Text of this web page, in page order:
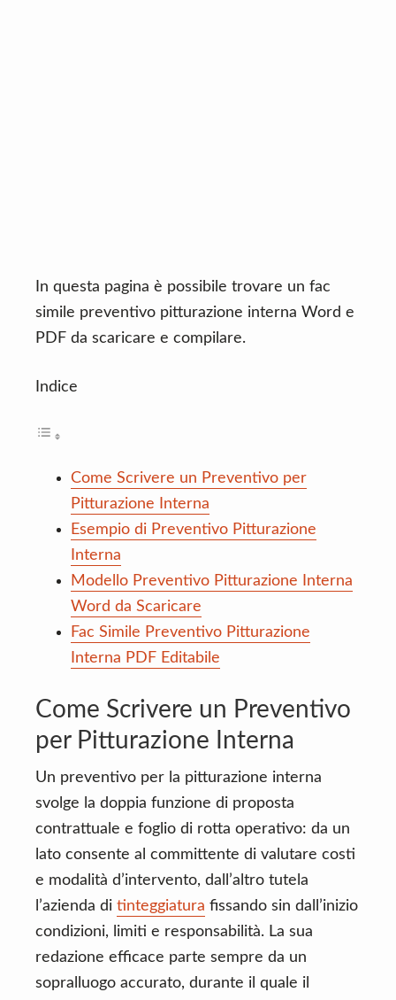
In questa pagina è possibile trovare un fac
simile preventivo pitturazione interna Word e
PDF da scaricare e compilare.
Indice
Come Scrivere un Preventivo per
Pitturazione Interna
Esempio di Preventivo Pitturazione
Interna
Modello Preventivo Pitturazione Interna
Word da Scaricare
Fac Simile Preventivo Pitturazione
Interna PDF Editabile
Come Scrivere un Preventivo
per Pitturazione Interna
Un preventivo per la pitturazione interna
svolge la doppia funzione di proposta
contrattuale e foglio di rotta operativo: da un
lato consente al committente di valutare costi
e modalità d’intervento, dall’altro tutela
l’azienda di tinteggiatura fissando sin dall’inizio
condizioni, limiti e responsabilità. La sua
redazione efficace parte sempre da un
sopralluogo accurato, durante il quale il